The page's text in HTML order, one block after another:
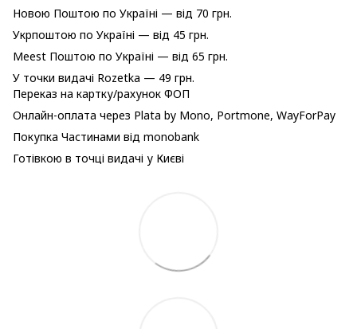
Новою Поштою по Україні — від 70 грн.
Укрпоштою по Україні — від 45 грн.
Meest Поштою по Україні — від 65 грн.
У точки видачі Rozetka — 49 грн.
Переказ на картку/рахунок ФОП
Онлайн-оплата через Plata by Mono, Portmone, WayForPay
Покупка Частинами від monobank
Готівкою в точці видачі у Києві